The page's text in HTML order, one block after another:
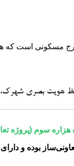
هویت بصری
سوم (پروژه
بوده و